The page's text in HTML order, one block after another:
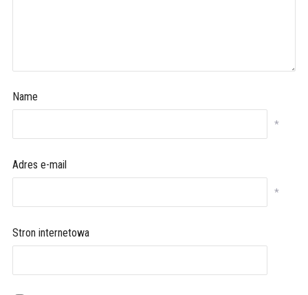
Name
*
Adres e-mail
*
Stron internetowa